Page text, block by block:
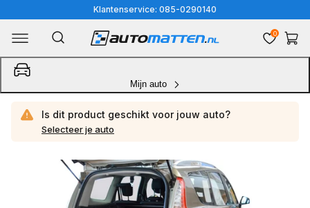
naar
content
Klantenservice: 085-0290140
Mijn auto
0
Is dit product geschikt voor jouw auto?
Selecteer je auto